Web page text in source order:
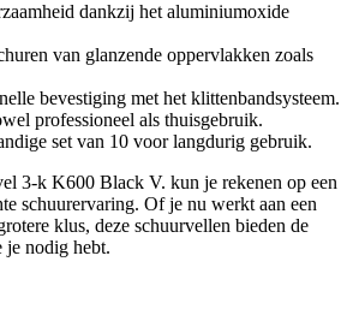
dankzij het aluminiumoxide
van glanzende oppervlakken zoals
bevestiging met het klittenbandsysteem.
professioneel als thuisgebruik.
set van 10 voor langdurig gebruik.
3-k K600 Black V. kun je rekenen op een
schuurervaring. Of je nu werkt aan een
klus, deze schuurvellen bieden de
je nodig hebt.